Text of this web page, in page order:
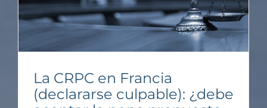
La CRPC en Francia
(declararse culpable): ¿debe